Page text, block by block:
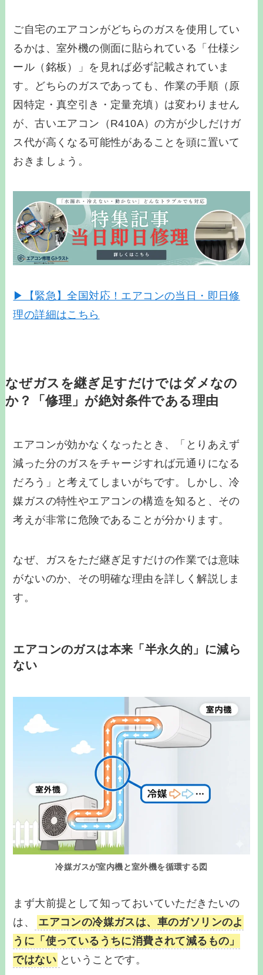
ご自宅のエアコンがどちらのガスを使用してい
るかは、室外機の側面に貼られている「仕様シ
ール（銘板）」を見れば必ず記載されていま
す。どちらのガスであっても、作業の手順（原
因特定・真空引き・定量充填）は変わりません
が、古いエアコン（R410A）の方が少しだけガ
ス代が高くなる可能性があることを頭に置いて
おきましょう。
▶【緊急】全国対応！エアコンの当日・即日修
理の詳細はこちら
なぜガスを継ぎ足すだけではダメなの
か？「修理」が絶対条件である理由
エアコンが効かなくなったとき、「とりあえず
減った分のガスをチャージすれば元通りになる
だろう」と考えてしまいがちです。しかし、冷
媒ガスの特性やエアコンの構造を知ると、その
考えが非常に危険であることが分かります。
なぜ、ガスをただ継ぎ足すだけの作業では意味
がないのか、その明確な理由を詳しく解説しま
す。
エアコンのガスは本来「半永久的」に減ら
ない
冷媒ガスが室内機と室外機を循環する図
まず大前提として知っておいていただきたいの
は、
エアコンの冷媒ガスは、車のガソリンのよ
うに「使っているうちに消費されて減るもの」
ではない ということです。